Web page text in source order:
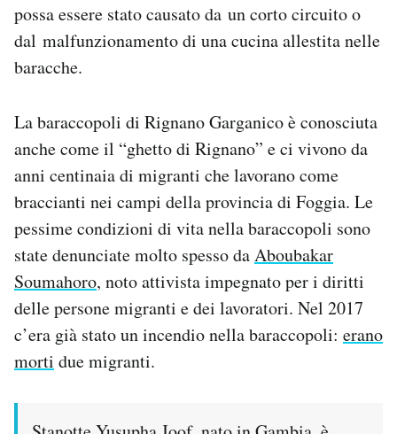
possa essere stato causato da un corto circuito o
dal malfunzionamento di una cucina allestita nelle
baracche.
La baraccopoli di Rignano Garganico è conosciuta
anche come il “ghetto di Rignano” e ci vivono da
anni centinaia di migranti che lavorano come
braccianti nei campi della provincia di Foggia. Le
pessime condizioni di vita nella baraccopoli sono
state denunciate molto spesso daAboubakar
Soumahoro, noto attivista impegnato per i diritti
delle persone migranti e dei lavoratori. Nel 2017
c’era già stato un incendio nella baraccopoli: erano
morti due migranti.